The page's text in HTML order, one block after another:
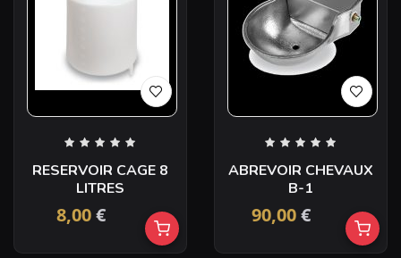
RESERVOIR CAGE 8
LITRES
8,00€
ABREVOIR CHEVAUX
B-1
90,00€